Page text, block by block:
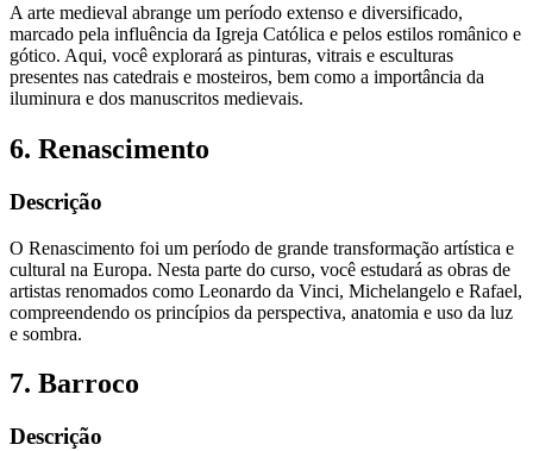
A arte medieval abrange um período extenso e diversificado,
marcado pela influência da Igreja Católica e pelos estilos românico e
gótico. Aqui, você explorará as pinturas, vitrais e esculturas
presentes nas catedrais e mosteiros, bem como a importância da
iluminura e dos manuscritos medievais.
6. Renascimento
Descrição
O Renascimento foi um período de grande transformação artística e
cultural na Europa. Nesta parte do curso, você estudará as obras de
artistas renomados como Leonardo da Vinci, Michelangelo e Rafael,
compreendendo os princípios da perspectiva, anatomia e uso da luz
e sombra.
7. Barroco
Descrição